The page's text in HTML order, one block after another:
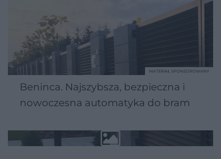
Beninca. Najszybsza, bezpieczna i
nowoczesna automatyka do bram
MATERIAŁ SPONSOROWANY